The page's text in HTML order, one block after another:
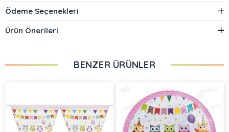
Ödeme Seçenekleri
Ürün Önerileri
BENZER ÜRÜNLER